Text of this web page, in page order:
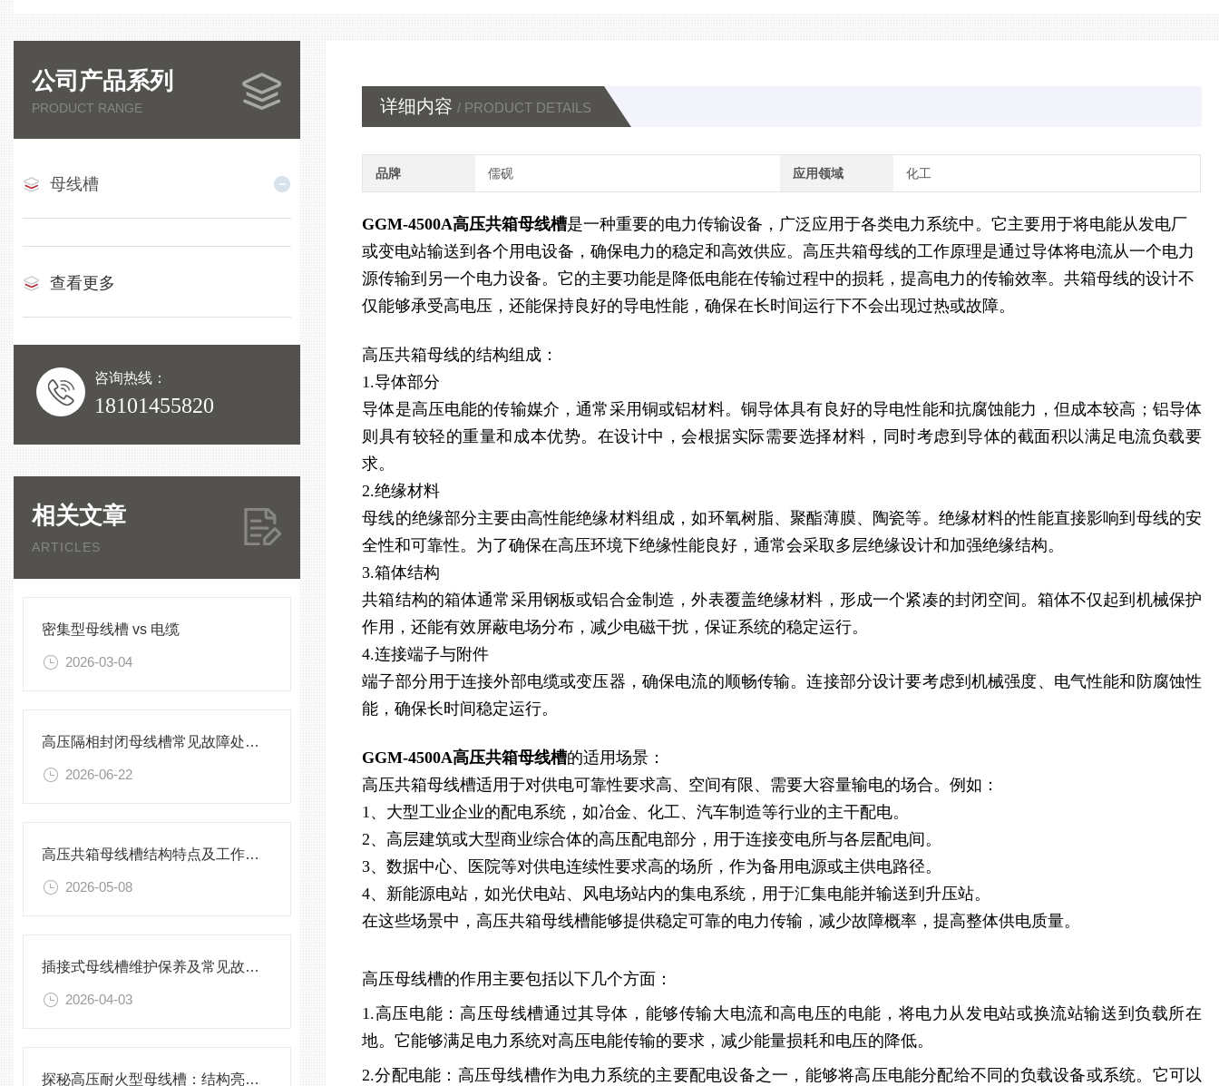
公司产品系列
PRODUCT RANGE
母线槽
查看更多
咨询热线：
18101455820
相关文章
ARTICLES
密集型母线槽 vs 电缆
2026-03-04
高压隔相封闭母线槽常见故障处理方案
2026-06-22
高压共箱母线槽结构特点及工作原理
2026-05-08
插接式母线槽维护保养及常见故障处理指南
2026-04-03
探秘高压耐火型母线槽：结构亮点与实用效能
详细内容 / PRODUCT DETAILS
品牌 儒砚 应用领域 化工
GGM-4500A高压共箱母线槽是一种重要的电力传输设备，广泛应用于各类电力系统中。它主要用于将电能从发电厂
或变电站输送到各个用电设备，确保电力的稳定和高效供应。高压共箱母线的工作原理是通过导体将电流从一个电力
源传输到另一个电力设备。它的主要功能是降低电能在传输过程中的损耗，提高电力的传输效率。共箱母线的设计不
仅能够承受高电压，还能保持良好的导电性能，确保在长时间运行下不会出现过热或故障。
高压共箱母线的结构组成：
1.导体部分
导体是高压电能的传输媒介，通常采用铜或铝材料。铜导体具有良好的导电性能和抗腐蚀能力，但成本较高；铝导体
则具有较轻的重量和成本优势。在设计中，会根据实际需要选择材料，同时考虑到导体的截面积以满足电流负载要
求。
2.绝缘材料
母线的绝缘部分主要由高性能绝缘材料组成，如环氧树脂、聚酯薄膜、陶瓷等。绝缘材料的性能直接影响到母线的安
全性和可靠性。为了确保在高压环境下绝缘性能良好，通常会采取多层绝缘设计和加强绝缘结构。
3.箱体结构
共箱结构的箱体通常采用钢板或铝合金制造，外表覆盖绝缘材料，形成一个紧凑的封闭空间。箱体不仅起到机械保护
作用，还能有效屏蔽电场分布，减少电磁干扰，保证系统的稳定运行。
4.连接端子与附件
端子部分用于连接外部电缆或变压器，确保电流的顺畅传输。连接部分设计要考虑到机械强度、电气性能和防腐蚀性
能，确保长时间稳定运行。
GGM-4500A高压共箱母线槽的适用场景：
高压共箱母线槽适用于对供电可靠性要求高、空间有限、需要大容量输电的场合。例如：
1、大型工业企业的配电系统，如冶金、化工、汽车制造等行业的主干配电。
2、高层建筑或大型商业综合体的高压配电部分，用于连接变电所与各层配电间。
3、数据中心、医院等对供电连续性要求高的场所，作为备用电源或主供电路径。
4、新能源电站，如光伏电站、风电场站内的集电系统，用于汇集电能并输送到升压站。
在这些场景中，高压共箱母线槽能够提供稳定可靠的电力传输，减少故障概率，提高整体供电质量。
高压母线槽的作用主要包括以下几个方面：
1.高压电能：高压母线槽通过其导体，能够传输大电流和高电压的电能，将电力从发电站或换流站输送到负载所在
地。它能够满足电力系统对高压电能传输的要求，减少能量损耗和电压的降低。
2.分配电能：高压母线槽作为电力系统的主要配电设备之一，能够将高压电能分配给不同的负载设备或系统。它可以